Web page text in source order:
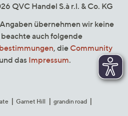
QVC Handel S.à r.l. & Co. KG
übernehmen wir keine
auch folgende
, die Community
und das Impressum.
Garnet Hill
grandin road